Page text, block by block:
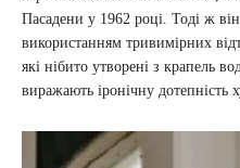
Пасадени у 1962 році. Тоді ж
використанням тривимірних
які нібито утворені з крапель
виражають іронічну дотепність